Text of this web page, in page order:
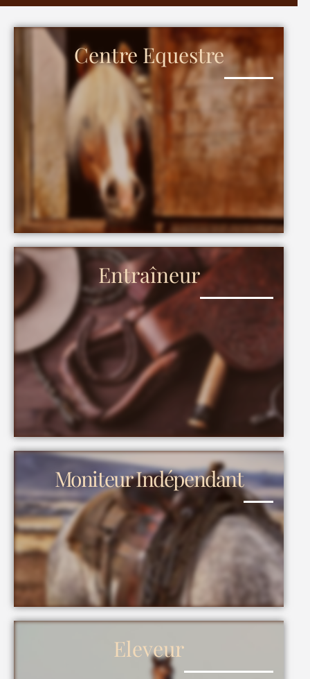
Centre Equestre
Entraîneur
Moniteur Indépendant
Eleveur